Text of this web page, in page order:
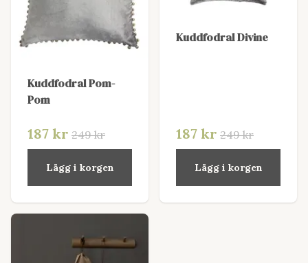
Kuddfodral Pom-
Pom
187 kr 249 kr
Lägg i korgen
Kuddfodral Divine
187 kr 249 kr
Lägg i korgen